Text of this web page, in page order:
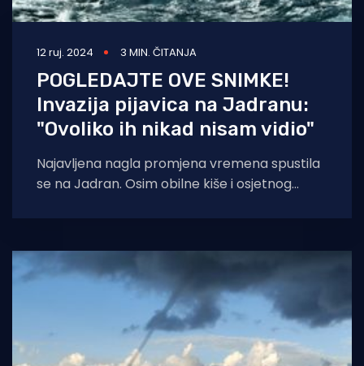
Tradicija i kultura
12 ruj. 2024 3 MIN. ČITANJA
POGLEDAJTE OVE SNIMKE!
Invazija pijavica na Jadranu:
"Ovoliko ih nikad nisam vidio"
Najavljena nagla promjena vremena spustila
se na Jadran. Osim obilne kiše i osjetnog